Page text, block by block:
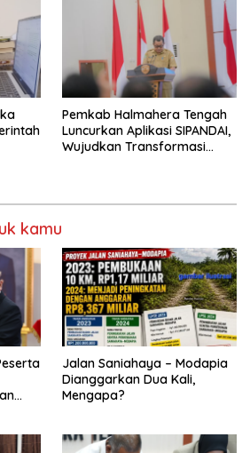
Pemkab Halmahera Tengah
Luncurkan Aplikasi SIPANDAI,
Wujudkan Transformasi
kamu
Jalan Saniahaya – Modapia
Dianggarkan Dua Kali,
Mengapa?